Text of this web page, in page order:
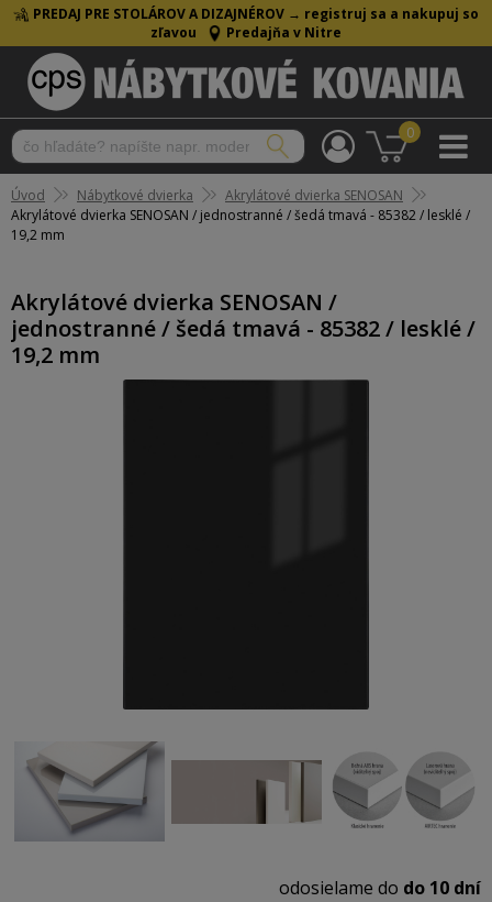
PREDAJ PRE STOLÁROV A DIZAJNÉROV → registruj sa a nakupuj so
zľavou
Predajňa v Nitre
0
Úvod Nábytkové dvierka
Akrylátové dvierka SENOSAN
Akrylátové dvierka SENOSAN / jednostranné / šedá tmavá - 85382 / lesklé /
19,2 mm
Akrylátové dvierka SENOSAN /
jednostranné / šedá tmavá - 85382 / lesklé /
19,2 mm
odosielame do do 10 dní